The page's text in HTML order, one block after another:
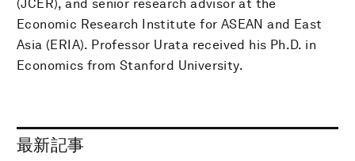
(JCER), and senior research advisor at the
Economic Research Institute for ASEAN and East
Asia (ERIA). Professor Urata received his Ph.D. in
Economics from Stanford University.
最新記事